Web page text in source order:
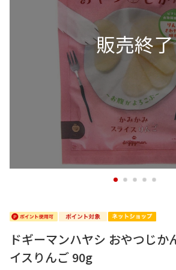
1 2 3 4 5
ドギーマンハヤシ おやつじか
イスりんご 90g